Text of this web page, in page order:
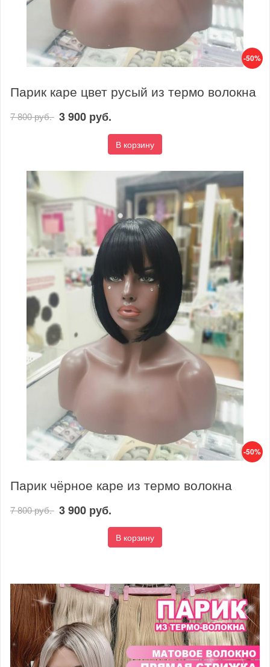
-50%
Парик каре цвет русый из термо волокна
7 800 руб. 3 900 руб.
В корзину
-50%
Парик чёрное каре из термо волокна
7 800 руб. 3 900 руб.
В корзину